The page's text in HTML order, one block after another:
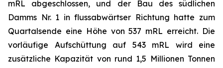
mRL abgeschlossen, und der Bau des südlichen
Damms Nr. 1 in flussabwärtser Richtung hatte zum
Quartalsende eine Höhe von 537 mRL erreicht. Die
vorläufige Aufschüttung auf 543 mRL wird eine
zusätzliche Kapazität von rund 1,5 Millionen Tonnen